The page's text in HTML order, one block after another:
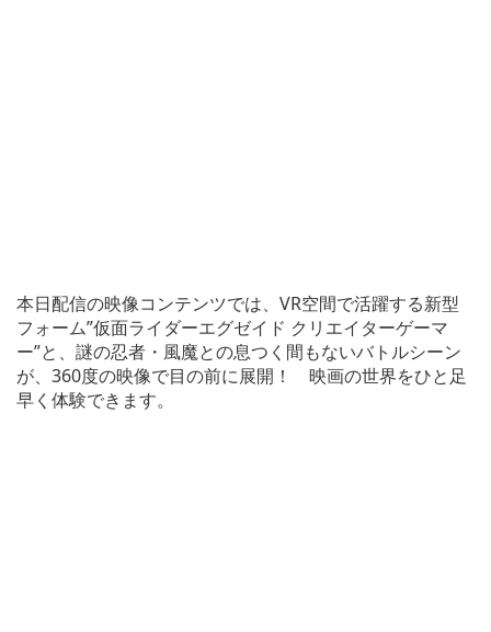
本日配信の映像コンテンツでは、VR空間で活躍する新型
フォーム”仮面ライダーエグゼイド クリエイターゲーマ
ー”と、謎の忍者・風魔との息つく間もないバトルシーン
が、360度の映像で目の前に展開！ 映画の世界をひと足
早く体験できます。